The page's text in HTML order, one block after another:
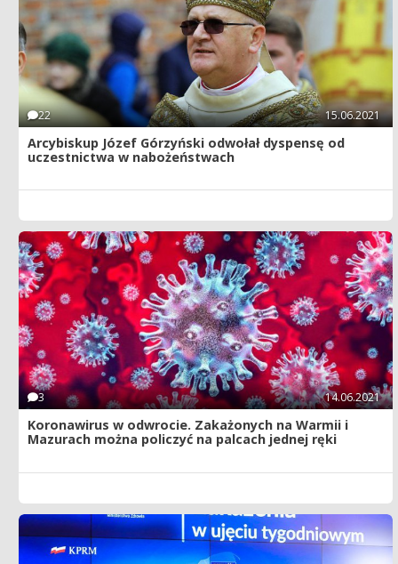
22 15.06.2021
Arcybiskup Józef Górzyński odwołał dyspensę od
uczestnictwa w nabożeństwach
3 14.06.2021
Koronawirus w odwrocie. Zakażonych na Warmii i
Mazurach można policzyć na palcach jednej ręki